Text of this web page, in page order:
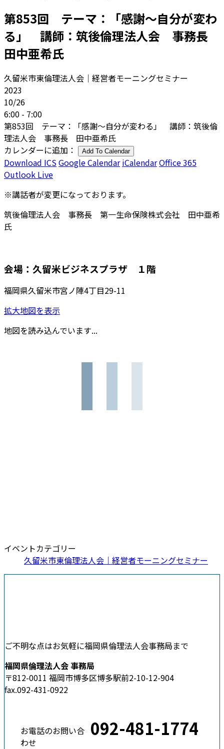
第853回 テーマ：「感謝～自分が変わ
る」 講師：筑後倫理法人会 事務長
田中亜希氏
久留米市東倫理法人会｜経営者モーニングセミナー
2023
10/26
6:00 - 7:00
第853回 テーマ：「感謝～自分が変わる」 講師：筑後倫
理法人会 事務長 田中亜希氏
カレンダーに追加：
Add To Calendar
Download ICSGoogle Calendar iCalendarOffice 365
Outlook Live
※講話者が変更になっております。
筑後倫理法人会 事務長 第一生命保険株式会社 田中亜希
氏
会場：久留米ビジネスプラザ １階
福岡県久留米市宮ノ陣4丁目29-11
拡大地図を表示
地図を読み込んでいます...
イベントカテゴリー
久留米市東倫理法人会｜経営者モーニングセミナー
ご不明な点はお気軽に福岡県倫理法人会事務局まで
福岡県倫理法人会 事務局
〒812-0011 福岡市博多区博多駅前2-10-12-904
fax.092-431-0922
お電話のお問い合
わせ
092-481-1774